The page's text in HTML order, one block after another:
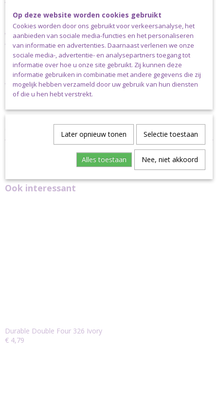
100 gram bol = 150 mtr
100% katoen
Wij hebben nog niet alle kleuren Durable Double Four op
voorraad, maar onze voorraad groeit met de dag, dus
staat jouw favoriete kleur er niet tussen, vraag het ons
gerust. Stuur een e-mail naarinfo@madebysiem.nl
Verzending
Ook interessant
Durable Double Four 326 Ivory
€ 4,79
Op deze website worden cookies gebruikt
Cookies worden door ons gebruikt voor verkeersanalyse, het
aanbieden van sociale media-functies en het personaliseren
van informatie en advertenties. Daarnaast verlenen we onze
sociale media-, advertentie- en analysepartners toegang tot
informatie over hoe u onze site gebruikt. Zij kunnen deze
informatie gebruiken in combinatie met andere gegevens die zij
mogelijk hebben verzameld door uw gebruik van hun diensten
of die u hen hebt verstrekt.
Later opnieuw tonen Selectie toestaan
Alles toestaan Nee, niet akkoord